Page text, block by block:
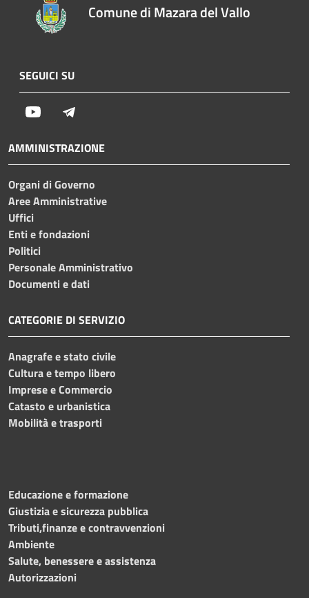
Comune di Mazara del Vallo
SEGUICI SU
Youtube
AMMINISTRAZIONE
Organi di Governo
Aree Amministrative
Uffici
Enti e fondazioni
Politici
Personale Amministrativo
Documenti e dati
CATEGORIE DI SERVIZIO
Anagrafe e stato civile
Cultura e tempo libero
Imprese e Commercio
Catasto e urbanistica
Mobilità e trasporti
Educazione e formazione
Giustizia e sicurezza pubblica
Tributi,finanze e contravvenzioni
Ambiente
Salute, benessere e assistenza
Autorizzazioni